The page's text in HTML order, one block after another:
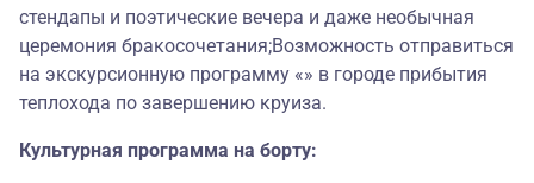
стендапы и поэтические вечера и даже необычная
церемония бракосочетания;Возможность отправиться
на экскурсионную программу «» в городе прибытия
теплохода по завершению круиза.
Культурная программа на борту: